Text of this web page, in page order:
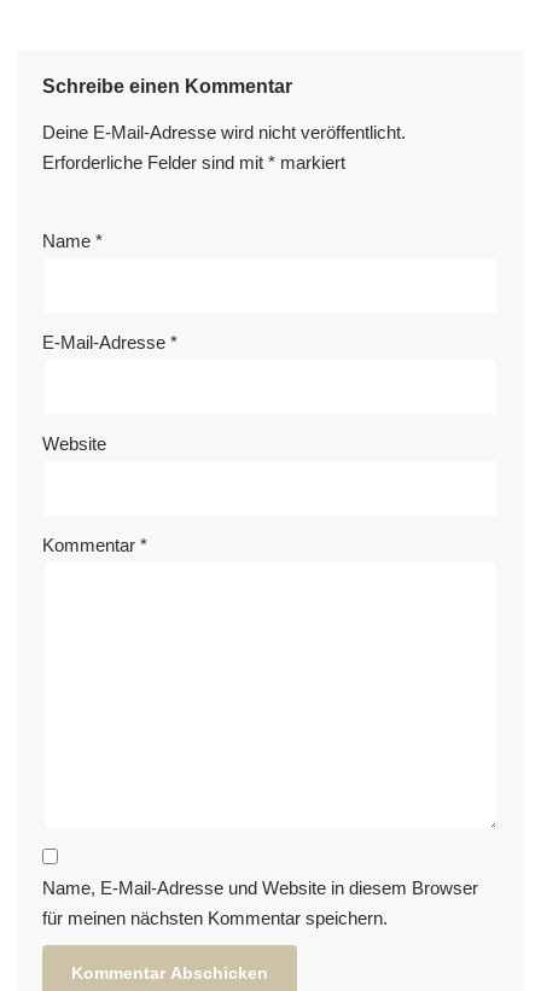
Schreibe einen Kommentar
Deine E-Mail-Adresse wird nicht veröffentlicht.
Erforderliche Felder sind mit * markiert
Name *
E-Mail-Adresse *
Website
Kommentar *
Name, E-Mail-Adresse und Website in diesem Browser
für meinen nächsten Kommentar speichern.